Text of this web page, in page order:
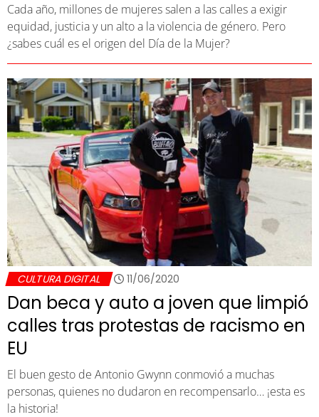
Cada año, millones de mujeres salen a las calles a exigir
equidad, justicia y un alto a la violencia de género. Pero
¿sabes cuál es el origen del Día de la Mujer?
CULTURA DIGITAL 11/06/2020
Dan beca y auto a joven que limpió
calles tras protestas de racismo en
EU
El buen gesto de Antonio Gwynn conmovió a muchas
personas, quienes no dudaron en recompensarlo… ¡esta es
la historia!